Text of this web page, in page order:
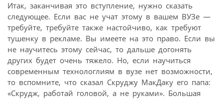
Итак, заканчивая это вступление, нужно сказать
следующее. Если вас не учат этому в вашем ВУЗе —
требуйте, требуйте также настойчиво, как требуют
тушенку в рекламе. Вы имеете на это право. Если вы
не научитесь этому сейчас, то дальше догонять
других будет очень тяжело. Но, если научиться
современным технологлиям в вузе нет возможности,
то вспомните, что сказал Скруджу МакДаку его папа:
«Скрудж, работай головой, а не руками». Большая